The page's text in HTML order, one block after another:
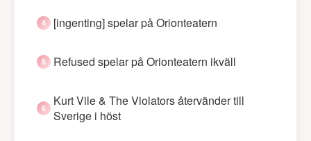
[ingenting] spelar på Orionteatern
Refused spelar på Orionteatern ikväll
Kurt Vile & The Violators återvänder till
Sverige i höst